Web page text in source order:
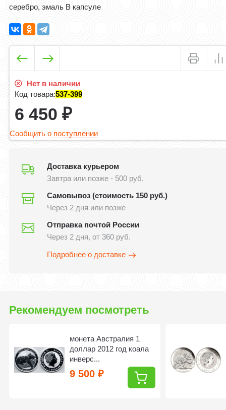
серебро, эмаль В капсуле
Нет в наличии
Код товара:537-399
6 450₽
Сообщить о поступлении
Доставка курьером
Завтра или позже - 500 руб.
Самовывоз (стоимость 150 руб.)
Через 2 дня или позже
Отправка почтой России
Через 2 дня, от 360 руб.
Подробнее о доставке
Рекомендуем посмотреть
монета Австралия 1
доллар 2012 год коала
инверс...
9 500₽